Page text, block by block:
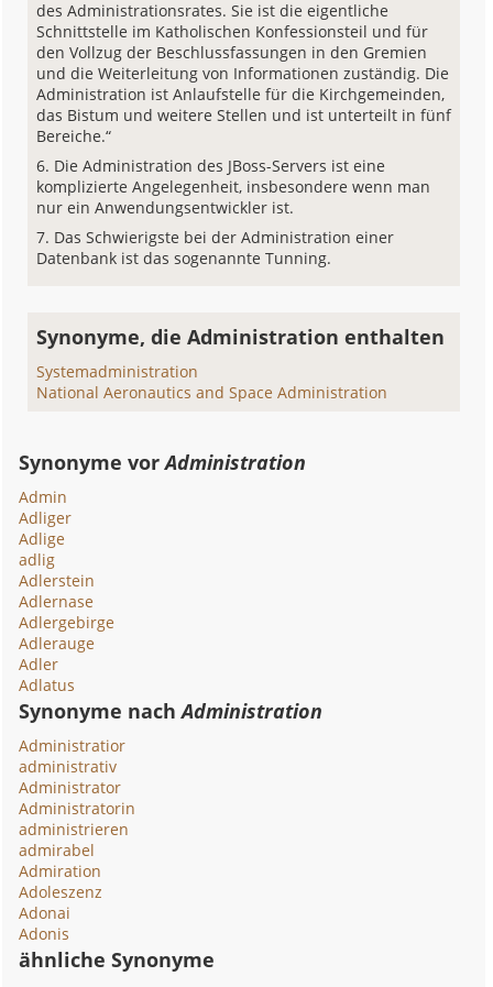
des Administrationsrates. Sie ist die eigentliche
Schnittstelle im Katholischen Konfessionsteil und für
den Vollzug der Beschlussfassungen in den Gremien
und die Weiterleitung von Informationen zuständig. Die
Administration ist Anlaufstelle für die Kirchgemeinden,
das Bistum und weitere Stellen und ist unterteilt in fünf
Bereiche.“
Die Administration des JBoss-Servers ist eine
komplizierte Angelegenheit, insbesondere wenn man
nur ein Anwendungsentwickler ist.
Das Schwierigste bei der Administration einer
Datenbank ist das sogenannte Tunning.
Synonyme, die Administration enthalten
Systemadministration
National Aeronautics and Space Administration
Synonyme vorAdministration
Admin
Adliger
Adlige
adlig
Adlerstein
Adlernase
Adlergebirge
Adlerauge
Adler
Adlatus
Synonyme nachAdministration
Administratior
administrativ
Administrator
Administratorin
administrieren
admirabel
Admiration
Adoleszenz
Adonai
Adonis
ähnliche Synonyme